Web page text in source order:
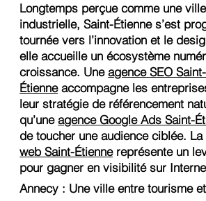
Longtemps perçue comme une ville
industrielle, Saint-Étienne s’est
tournée vers l’innovation et le
elle accueille un écosystème
croissance. Uneagence SEO Saint-
Étienneaccompagne les
leur stratégie de référencement
qu’uneagence Google Ads Saint-
de toucher une audience ciblée. La
web Saint-Étiennereprésente un
pour gagner en visibilité sur
Annecy : Une ville entre tourisme